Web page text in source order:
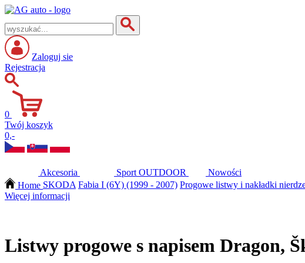
Zaloguj sie
Rejestracja
0
Twój koszyk
0,-
Akcesoria Sport OUTDOOR
Nowości
Home SKODA Fabia I (6Y) (1999 - 2007) Progowe listwy i nakładki
Więcej informacji
Listwy progowe s napisem Dragon,